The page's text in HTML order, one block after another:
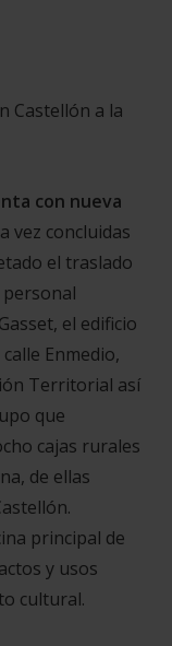
Castellón a la
con nueva
vez concluidas
el traslado
el edificio
Enmedio,
Territorial así
que
cajas rurales
de ellas
principal de
y usos
cultural.